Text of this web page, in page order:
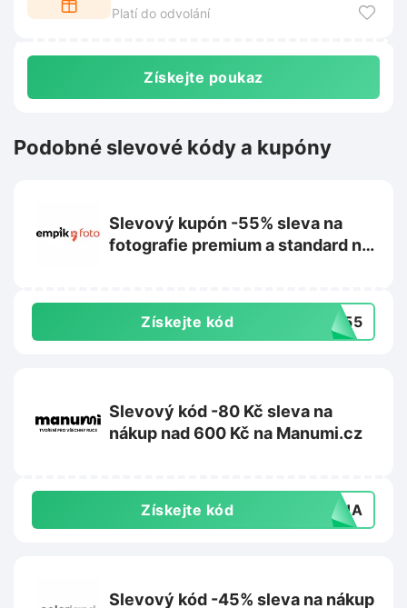
Platí do odvolání
Získejte poukaz
Podobné slevové kódy a kupóny
Slevový kupón -55% sleva na
fotografie premium a standard na
Získejte kód UE55
Slevový kód -80 Kč sleva na
nákup nad 600 Kč na Manumi.cz
Získejte kód DUHA
Slevový kód -45% sleva na nákup